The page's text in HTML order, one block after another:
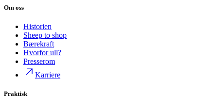
Om oss
Historien
Sheep to shop
Bærekraft
Hvorfor ull?
Presserom
Karriere
Praktisk